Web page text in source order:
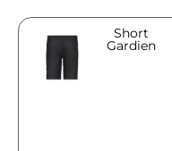
Short
Gardien